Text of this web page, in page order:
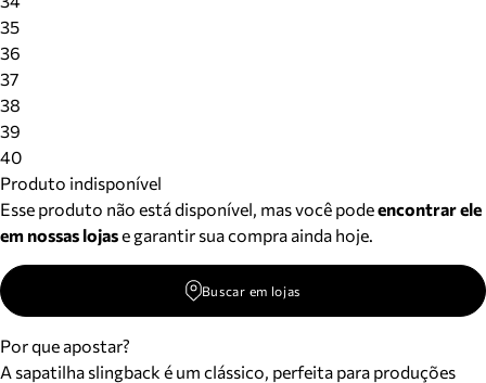
35
36
37
38
39
40
Produto indisponível
Esse produto não está disponível, mas você podeencontrar ele
em nossas lojase garantir sua compra ainda hoje.
Buscar em lojas
Por que apostar?
A sapatilha slingback é um clássico, perfeita para produções